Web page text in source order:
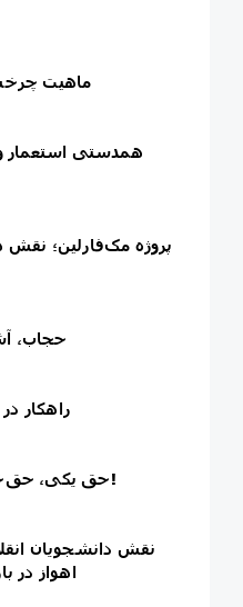
ماهیت
همدستی استعمار
پروژه مک‌فارلین؛
حجاب،
راهکار
حق یکی، حق‌خواهی و حق‌طلبی دو جور!
نقش دانشجویان
اهواز در